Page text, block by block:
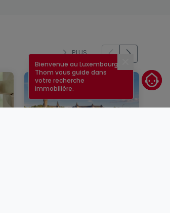
PLUS
Fermer
Bienvenue au Luxembourg !
Thom vous guide dans
votre recherche
immobilière.